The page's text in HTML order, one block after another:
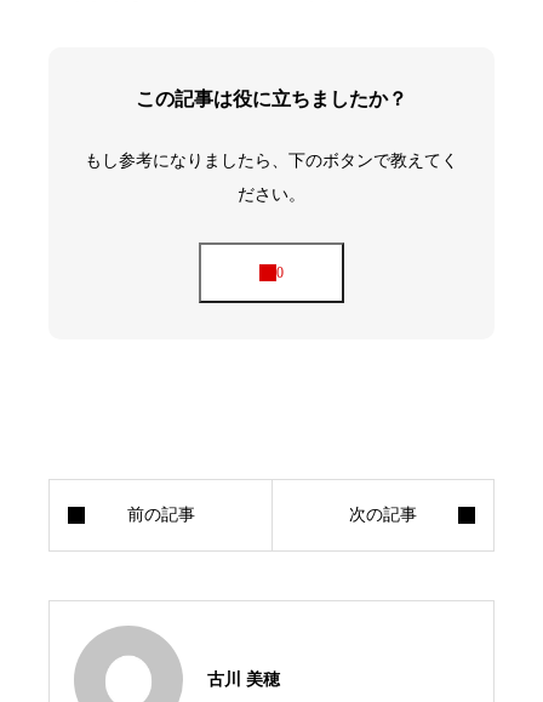
この記事は役に立ちましたか？
もし参考になりましたら、下のボタンで教えてく
ださい。
古川 美穂